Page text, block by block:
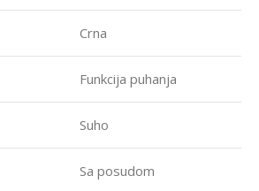
Crna
Funkcija puhanja
Suho
Sa posudom